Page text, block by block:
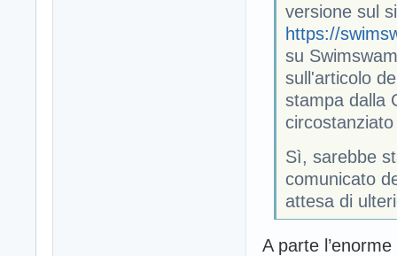
versione sul
https://
su
sull'articolo
stampa dalla
Sì, sarebbe
comunicato
attesa di
A parte